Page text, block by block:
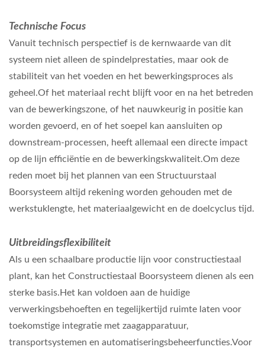
Technische Focus
Vanuit technisch perspectief is de kernwaarde van dit
systeem niet alleen de spindelprestaties, maar ook de
stabiliteit van het voeden en het bewerkingsproces als
geheel.Of het materiaal recht blijft voor en na het betreden
van de bewerkingszone, of het nauwkeurig in positie kan
worden gevoerd, en of het soepel kan aansluiten op
downstream-processen, heeft allemaal een directe impact
op de lijn efficiëntie en de bewerkingskwaliteit.Om deze
reden moet bij het plannen van een Structuurstaal
Boorsysteem altijd rekening worden gehouden met de
werkstuklengte, het materiaalgewicht en de doelcyclus tijd.
Uitbreidingsflexibiliteit
Als u een schaalbare productie lijn voor constructiestaal
plant, kan het Constructiestaal Boorsysteem dienen als een
sterke basis.Het kan voldoen aan de huidige
verwerkingsbehoeften en tegelijkertijd ruimte laten voor
toekomstige integratie met zaagapparatuur,
transportsystemen en automatiseringsbeheerfuncties.Voor